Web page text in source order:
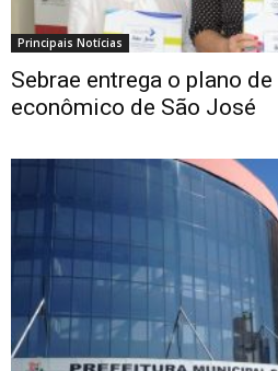
Principais Notícias
Sebrae entrega o plano
econômico de São José